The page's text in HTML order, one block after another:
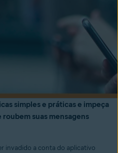
simples e práticas e impeça
suas mensagens
invadido a conta do aplicativo